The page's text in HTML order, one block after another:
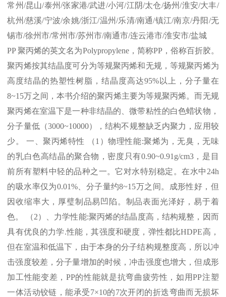
常州/昆山/泰州/张家港/武进/小河/江阴/太仓/扬州/淮安/大丰/
杭州/慈溪/宁波/余姚/浙江/温州/乐清/南通/镇江/南京/丹阳 /无
锡市/徐州市/常州市/苏州市/南通市/连云港市/淮安市/盐城
PP聚丙烯的英文名为Polypropylene，简称PP，俗称百折胶。
聚丙烯按其结晶度可分为等规聚丙烯和无规，等规聚丙烯为
高度结晶的热塑性树脂，结晶度高达95%以上，分子量在
8~15万之间，本书介绍的聚丙烯主要为等规聚丙烯。而无规
聚丙烯在室温下是一种非结晶的、微带粘性的白色蜡状物，
分子量低（3000~10000），结构不规整缺乏内聚力，应用较
少。 一、聚丙烯特性 （1 ）物理性能:聚烯为，无臭，无味
的乳白色高结晶的聚合物，密度只有0.90~0.91g/cm3，是目
前所有塑料中轻的品种之一。它对水特别稳定。在水中 24h
的吸水率仅为0.01%、分子量约8~15万之间。成形性好，但
因收缩率大，厚璧制品易凹陷。制品表面光泽好，易于着
色。 （2）、力学性能:聚丙烯的结晶度高，结构规整，因而
具有优良的力学.性能，其强度和硬度，弹性都比HDPE高，
但在室温和低温下，由于本身的分子结构规整度高，所以冲
击强度较差，分子量增加的时候，冲击强度也增大，但成形
加工性能变差， PP的性能就是抗弯曲疲劳性，如用PP注塑
一体活动铰链，能承受7×10的7次开闭的折迭弯曲而无损坏